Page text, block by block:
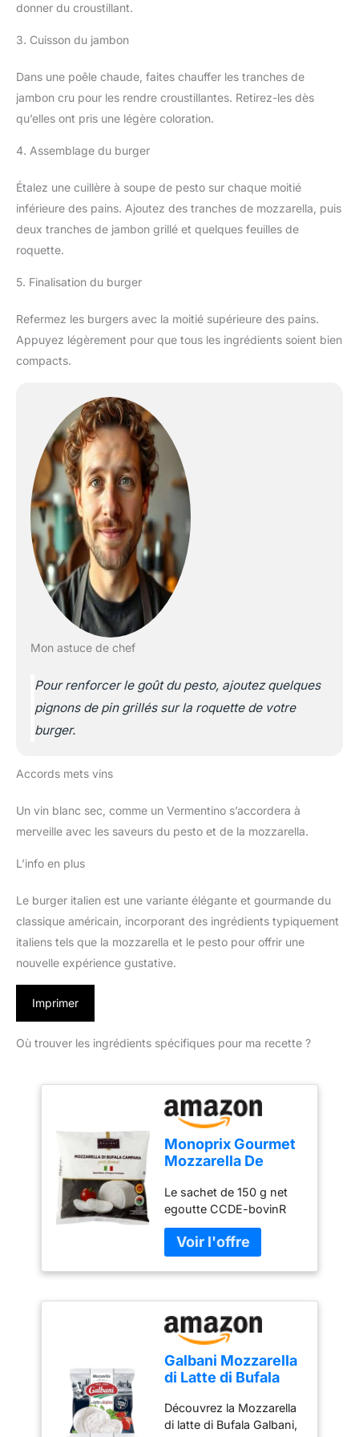
donner du croustillant.
3. Cuisson du jambon
Dans une poêle chaude, faites chauffer les tranches de
jambon cru pour les rendre croustillantes. Retirez-les dès
qu’elles ont pris une légère coloration.
4. Assemblage du burger
Étalez une cuillère à soupe de pesto sur chaque moitié
inférieure des pains. Ajoutez des tranches de mozzarella, puis
deux tranches de jambon grillé et quelques feuilles de
roquette.
5. Finalisation du burger
Refermez les burgers avec la moitié supérieure des pains.
Appuyez légèrement pour que tous les ingrédients soient bien
compacts.
Mon astuce de chef
Pour renforcer le goût du pesto, ajoutez quelques
pignons de pin grillés sur la roquette de votre
burger.
Accords mets vins
Un vin blanc sec, comme un Vermentino s’accordera à
merveille avec les saveurs du pesto et de la mozzarella.
L’info en plus
Le burger italien est une variante élégante et gourmande du
classique américain, incorporant des ingrédients typiquement
italiens tels que la mozzarella et le pesto pour offrir une
nouvelle expérience gustative.
Imprimer
Où trouver les ingrédients spécifiques pour ma recette ?
Monoprix Gourmet
Mozzarella De
Le sachet de 150 g net
egoutte CCDE-bovinR
Galbani Mozzarella
di Latte di Bufala
Découvrez la Mozzarella
di latte di Bufala Galbani,